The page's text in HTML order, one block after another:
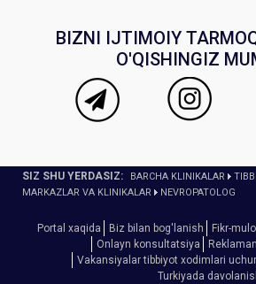
BIZNI IJTIMOIY
O'QISHINGIZ
SIZ SHU YERDASIZ: BARCHA KLINIKALAR
MARKAZLAR VA KLINIKALAR
NEVROPATOLOG
Portal xaqida Biz bilan bog'lanish Fikr-
Onlayn konsultatsiya
Vakansiyalar tibbiyot xodimlari
Turkiyada